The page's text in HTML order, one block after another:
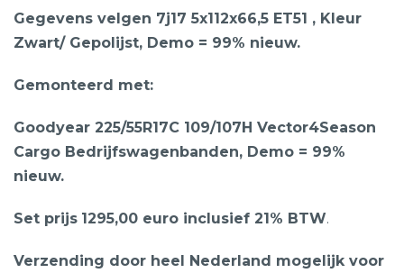
Gegevens velgen 7j17 5x112x66,5 ET51 , Kleur
Zwart/ Gepolijst, Demo = 99% nieuw.
Gemonteerd met:
Goodyear 225/55R17C 109/107H Vector4Season
Cargo Bedrijfswagenbanden, Demo = 99%
nieuw.
Set prijs 1295,00 euro inclusief 21% BTW.
Verzending door heel Nederland mogelijk voor